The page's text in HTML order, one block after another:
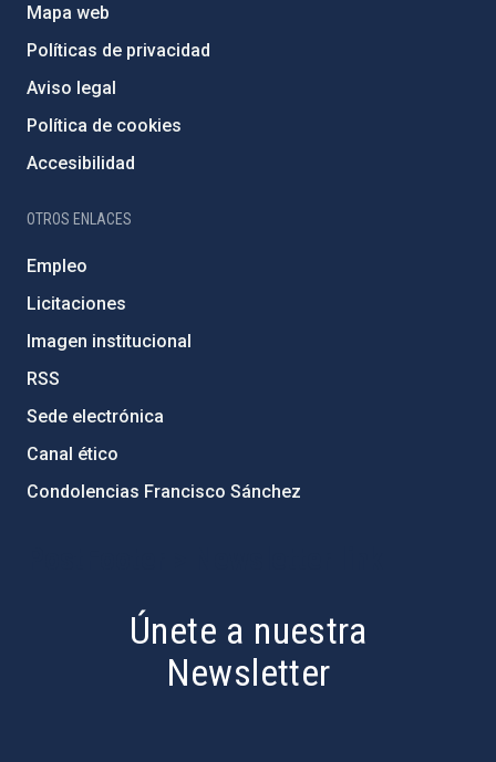
Mapa web
Políticas de privacidad
Aviso legal
Política de cookies
Accesibilidad
OTROS ENLACES
Empleo
Licitaciones
Imagen institucional
RSS
Sede electrónica
Canal ético
Condolencias Francisco Sánchez
Únete a nuestra
Newsletter